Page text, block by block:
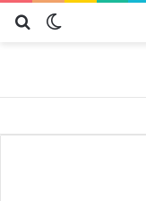
تغییر
پستی حیاتی است؟